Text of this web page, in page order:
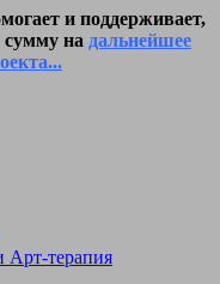
и поддерживает,
на дальнейшее
Арт-терапия